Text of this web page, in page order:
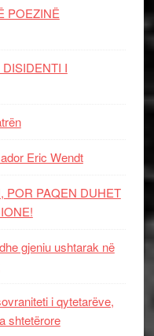
POEZINË
I
Eric Wendt
POR PAQEN DUHET
gjeniu ushtarak në
i qytetarëve,
shtetërore